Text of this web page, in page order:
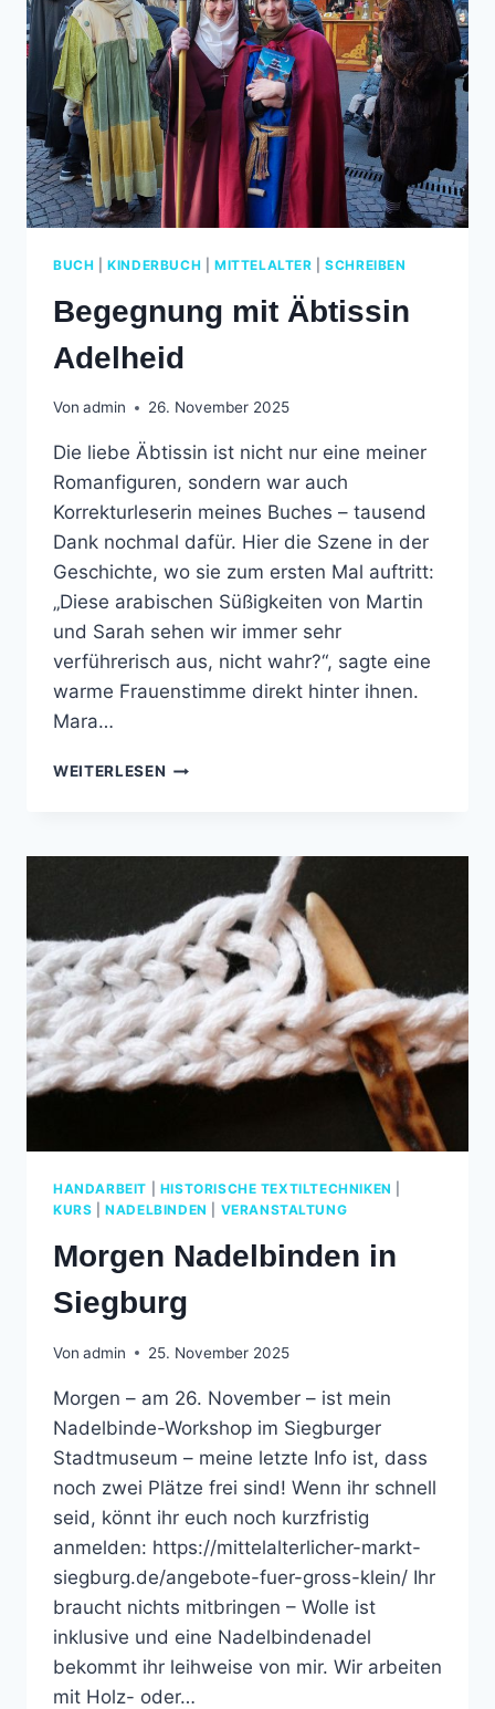
BUCH |KINDERBUCH MITTELALTER |SCHREIBEN
Begegnung mit Äbtissin
Adelheid
Von admin 26. November 2025
Die liebe Äbtissin ist nicht nur eine meiner
Romanfiguren, sondern war auch
Korrekturleserin meines Buches – tausend
Dank nochmal dafür. Hier die Szene in der
Geschichte, wo sie zum ersten Mal auftritt:
„Diese arabischen Süßigkeiten von Martin
und Sarah sehen wir immer sehr
verführerisch aus, nicht wahr?“, sagte eine
warme Frauenstimme direkt hinter ihnen.
Mara…
WEITERLESEN BEGEGNUNG
HANDARBEIT HISTORISCHE TEXTILTECHNIKEN
KURS |NADELBINDEN VERANSTALTUNG
Morgen Nadelbinden in
Siegburg
Von admin 25. November 2025
Morgen – am 26. November – ist mein
Nadelbinde-Workshop im Siegburger
Stadtmuseum – meine letzte Info ist, dass
noch zwei Plätze frei sind! Wenn ihr schnell
seid, könnt ihr euch noch kurzfristig
anmelden: https://mittelalterlicher-markt-
siegburg.de/angebote-fuer-gross-klein/ Ihr
braucht nichts mitbringen – Wolle ist
inklusive und eine Nadelbindenadel
bekommt ihr leihweise von mir. Wir arbeiten
mit Holz- oder…